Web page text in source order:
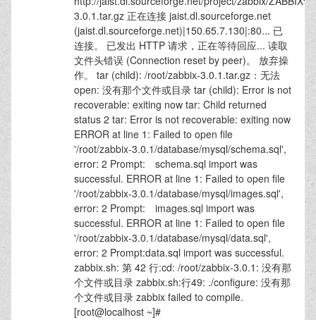
3.0.1.tar.gz 正在连接 jaist.dl.sourceforge.net
(jaist.dl.sourceforge.net)|150.65.7.130|:80... 已
连接。 已发出 HTTP 请求，正在等待回应... 读取
文件头错误 (Connection reset by peer)。 放弃操
作。 tar (child): /root/zabbix-3.0.1.tar.gz：无法
open: 没有那个文件或目录 tar (child): Error is not
recoverable: exiting now tar: Child returned
status 2 tar: Error is not recoverable: exiting now
ERROR at line 1: Failed to open file
'/root/zabbix-3.0.1/database/mysql/schema.sql',
error: 2 Prompt: schema.sql import was
successful. ERROR at line 1: Failed to open file
'/root/zabbix-3.0.1/database/mysql/images.sql',
error: 2 Prompt: images.sql import was
successful. ERROR at line 1: Failed to open file
'/root/zabbix-3.0.1/database/mysql/data.sql',
error: 2 Prompt:data.sql import was successful.
zabbix.sh: 第 42 行:cd: /root/zabbix-3.0.1: 没有那
个文件或目录 zabbix.sh:行49: ./configure: 没有那
个文件或目录 zabbix failed to compile.
[root@localhost ~]#